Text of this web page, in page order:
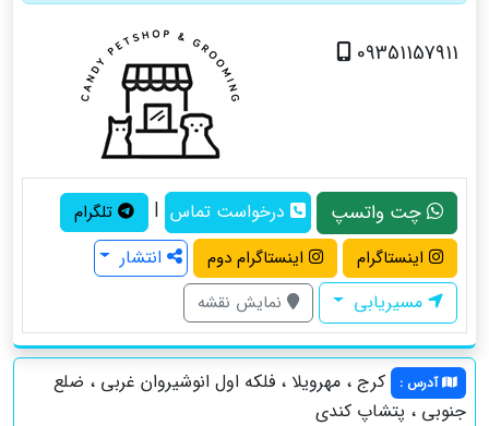
09351157911
چت واتسپ درخواست تماس |
تلگرام
اینستاگرام
اینستاگرام دوم
انتشار
مسیریابی
نمایش نقشه
آدرس :
کرج ، مهرویلا ، فلکه اول انوشیروان غربی ، ضلع
جنوبی ، پتشاپ کندی